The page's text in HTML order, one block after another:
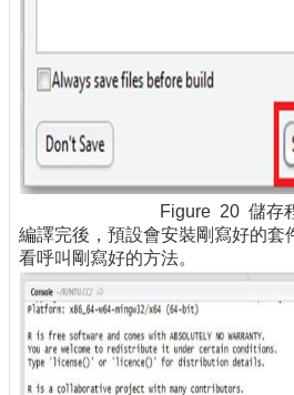
Figure 20 儲存
編譯完後，預設會安裝剛寫好的套
看呼叫剛寫好的方法。